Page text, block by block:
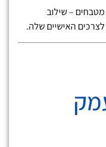
– שילוב
האישיים שלה.